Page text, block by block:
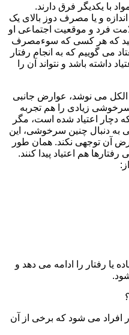
با یکدیگر فرق دارند.
و یا مصرف دوز بالای یک
فرد و موقعیت اجتماعی او
که هر کسی که سوءمصرف
می گوییم که به انجام رفتار
داشته باشد و نتواند آن را
می نوشد، عوارض جانبی
زیادی را هم تجربه
دچار اعتیاد شده است، مگر
به دنبال چنین سرخوشی، این
آن توجهی نکند. همان طور
هم اعتیاد پیدا کنند.
یا رفتار را ادامه می دهد و
افراد می شود که برخی از آن